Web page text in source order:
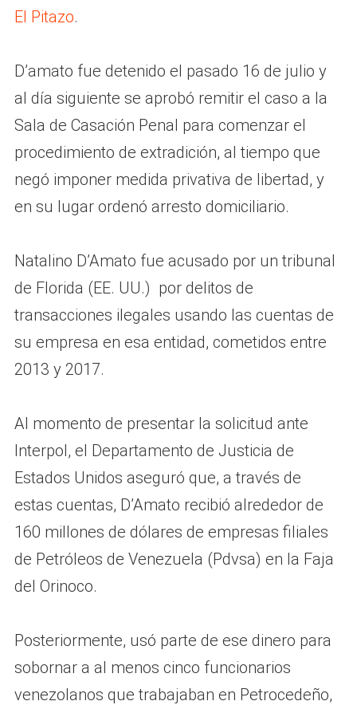
El Pitazo.
D’amato fue detenido el pasado 16 de julio y
al día siguiente se aprobó remitir el caso a la
Sala de Casación Penal para comenzar el
procedimiento de extradición, al tiempo que
negó imponer medida privativa de libertad, y
en su lugar ordenó arresto domiciliario.
Natalino D’Amato fue acusado por un tribunal
de Florida (EE. UU.) por delitos de
transacciones ilegales usando las cuentas de
su empresa en esa entidad, cometidos entre
2013 y 2017.
Al momento de presentar la solicitud ante
Interpol, el Departamento de Justicia de
Estados Unidos aseguró que, a través de
estas cuentas, D’Amato recibió alrededor de
160 millones de dólares de empresas filiales
de Petróleos de Venezuela (Pdvsa) en la Faja
del Orinoco.
Posteriormente, usó parte de ese dinero para
sobornar a al menos cinco funcionarios
venezolanos que trabajaban en Petrocedeño,